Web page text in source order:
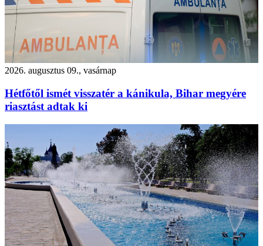
2026. augusztus 09., vasárnap
Hétfőtől ismét visszatér a kánikula, Bihar megyére
riasztást adtak ki